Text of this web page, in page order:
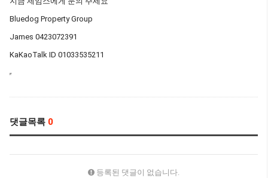
Bluedog Property Group
James 0423072391
KaKaoTalk ID 01033535211
댓글목록 0
등록된 댓글이 없습니다.